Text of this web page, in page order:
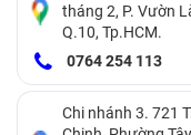
Đây là thắc mắc
nhu cầu tân trang
iPhonetại Bảo
thuật, không gây
tháng 2, P. Vườn
Q.10, Tp.HCM.
0764 254 113
Chi nhánh 3. 721